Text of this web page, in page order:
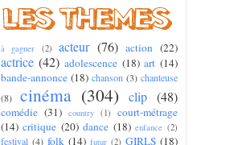
à gagner (2) acteur (76) action (22)
actrice (42) adolescence (18) art (14)
bande-annonce (18) chanson (3) chanteuse
(8)
cinéma (304) clip (48)
comédie (31) country (1)
court-métrage
(14) critique (20) dance (18) enfance (2)
festival (4) folk (14) futur (2) GIRLS (18)